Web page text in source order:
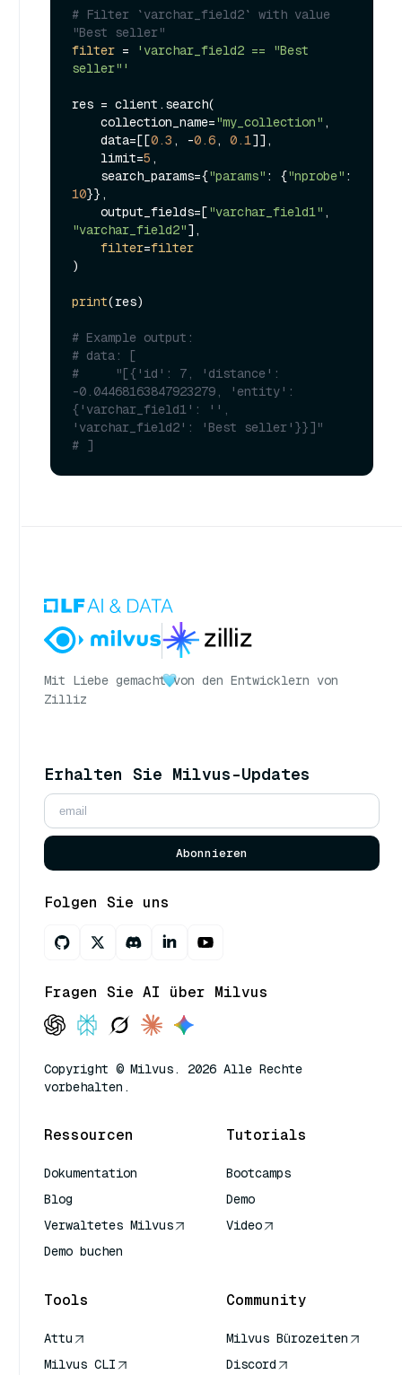
# Filter `varchar_field2` with value
"Best seller"
filter =
'varchar_field2 == "Best
seller"'
res = client.search(
    collection_name=
"my_collection" ,
    data=[[
0.3 , -0.6 , 0.1]],
    limit=
5 ,
    search_params={
"params" : {"nprobe"
10}},
    output_fields=[
"varchar_field1"
"varchar_field2"],
filter=filter
)
print(res)
# Example output:
# data: [
#     "[{'id': 7, 'distance':
-0.04468163847923279, 'entity':
{'varchar_field1': '',
'varchar_field2': 'Best seller'}}]"
# ]
Mit Liebe gemacht von den Entwicklern von
Zilliz
Erhalten Sie Milvus-Updates
Abonnieren
Folgen Sie uns
Fragen Sie AI über Milvus
Copyright © Milvus. 2026 Alle Rechte
vorbehalten.
Ressourcen
Dokumentation
Blog
Verwaltetes Milvus
Demo buchen
Tutorials
Bootcamps
Demo
Video
Tools
Attu
Milvus CLI
Community
Milvus Bürozeiten
Discord